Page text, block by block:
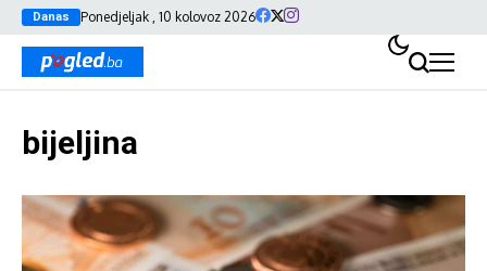
Danas Ponedjeljak , 10 kolovoz 2026
bijeljina